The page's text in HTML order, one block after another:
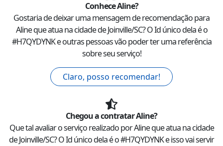
ConheceAline?
Gostaria de deixar uma mensagem de recomendação para
Alineque atua na cidade deJoinville/SC? O Id único dela é o
#H7QYDYNKe outras pessoas vão poder ter uma referência
sobre seu serviço!
Claro, posso recomendar!
Chegou a contratarAline?
Que tal avaliar o serviço realizado porAlineque atua na cidade
deJoinville/SC? O Id único dela é o #H7QYDYNKe isso vai servir